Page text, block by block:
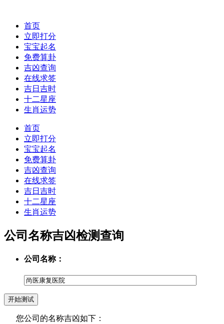
首页
立即打分
宝宝起名
免费算卦
吉凶查询
在线求签
吉日吉时
十二星座
生肖运势
首页
立即打分
宝宝起名
免费算卦
吉凶查询
在线求签
吉日吉时
十二星座
生肖运势
公司名称吉凶检测查询
公司名称：
您公司的名称吉凶如下：